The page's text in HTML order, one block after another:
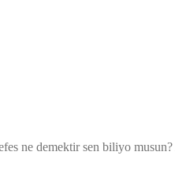
ne demektir sen biliyo